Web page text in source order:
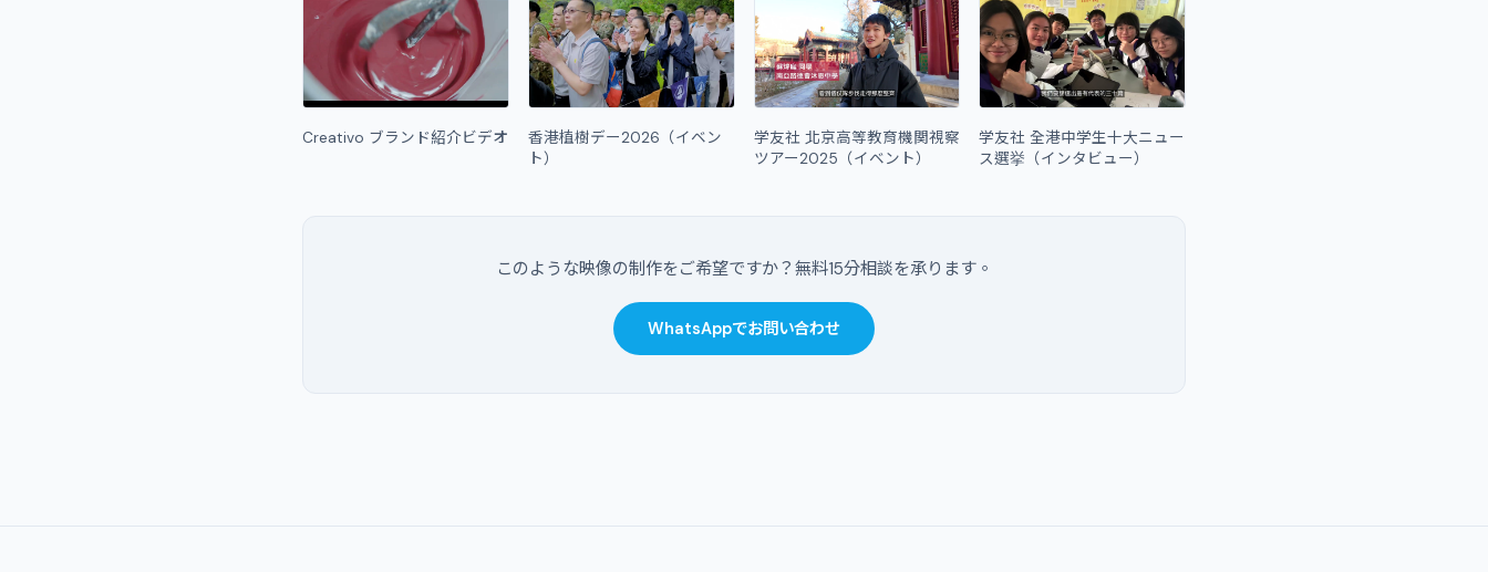
Creativo ブランド紹介ビデオ
香港植樹デー2026（イベン
ト）
学友社 北京高等教育機関視察
ツアー2025（イベント）
学友社 全港中学生十大ニュー
ス選挙（インタビュー）
このような映像の制作をご希望ですか？無料15分相談を承ります。
WhatsAppでお問い合わせ